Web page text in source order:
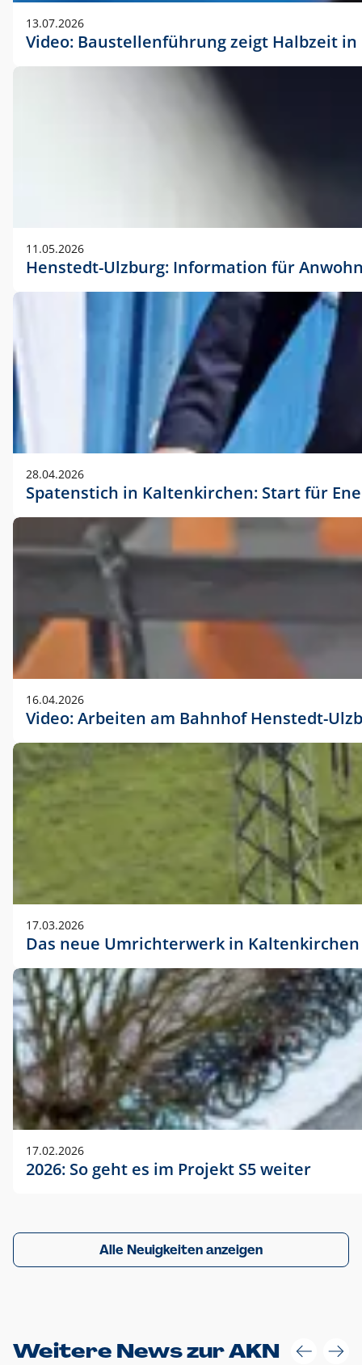
13.07.2026
Video: Baustellenführung zeigt Halbzeit
11.05.2026
Henstedt-Ulzburg: Information für
28.04.2026
Spatenstich in Kaltenkirchen: Start für
16.04.2026
Video: Arbeiten am Bahnhof Henstedt-
17.03.2026
Das neue Umrichterwerk in Kaltenkirchen
17.02.2026
2026: So geht es im Projekt S5 weiter
Alle Neuigkeiten anzeigen
Weitere News zur AKN